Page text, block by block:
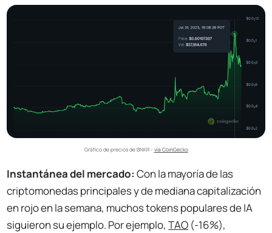
Gráfico de precios de BNKR - vía CoinGecko
Instantánea del mercado: Con la mayoría de las
criptomonedas principales y de mediana capitalización
en rojo en la semana, muchos tokens populares de IA
siguieron su ejemplo. Por ejemplo,TAO (-16%),